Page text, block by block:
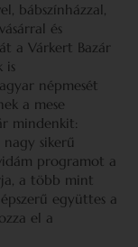
bábszínházzal,
és
a Várkert Bazár
is
népmesét
a mese
mindenkit:
sikerű
programot a
a több mint
együttes a
el a